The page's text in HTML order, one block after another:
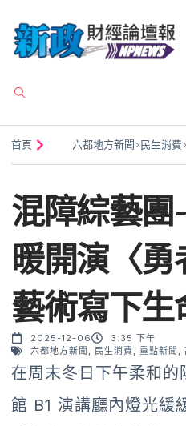
首頁 六都地方新聞>民生消費>
混障綜藝團
暖開演〈勇
藝術寫下生
2025-12-06
3:35 下午
六都地方新聞
民生消費 重點新聞
在周末冬日下午柔和
館 B1 演講廳內燈光緩